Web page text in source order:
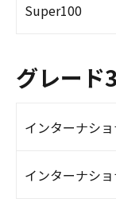
Super100
グレード3
インターナシ
インターナシ